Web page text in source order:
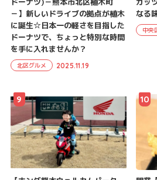
－】新しいドライブの拠点が植木
に誕生☆日本一の軽さを目指した
ドーナツで、ちょっと特別な時間
を手に入れませんか？
北区グルメ 2025.11.19
なる
中央
9 10